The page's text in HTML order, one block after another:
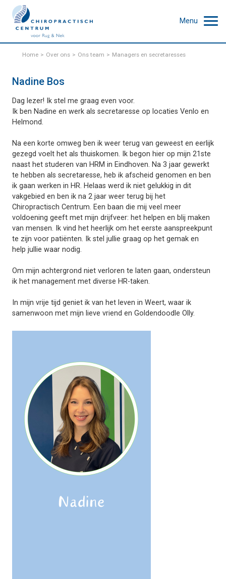
Menu
Home Over ons Ons team Managers en secretaresses
Nadine Bos
Dag lezer! Ik stel me graag even voor.
Ik ben Nadine en werk als secretaresse op locaties Venlo en
Helmond.
Na een korte omweg ben ik weer terug van geweest en eerlijk
gezegd voelt het als thuiskomen. Ik begon hier op mijn 21ste
naast het studeren van HRM in Eindhoven. Na 3 jaar gewerkt
te hebben als secretaresse, heb ik afscheid genomen en ben
ik gaan werken in HR. Helaas werd ik niet gelukkig in dit
vakgebied en ben ik na 2 jaar weer terug bij het
Chiropractisch Centrum. Een baan die mij veel meer
voldoening geeft met mijn drijfveer: het helpen en blij maken
van mensen. Ik vind het heerlijk om het eerste aanspreekpunt
te zijn voor patiënten. Ik stel jullie graag op het gemak en
help jullie waar nodig.
Om mijn achtergrond niet verloren te laten gaan, ondersteun
ik het management met diverse HR-taken.
In mijn vrije tijd geniet ik van het leven in Weert, waar ik
samenwoon met mijn lieve vriend en Goldendoodle Olly.